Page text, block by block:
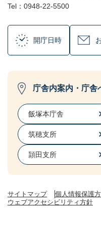
Tel：0948-22-5500
開庁日時
庁舎内案内・庁舎
飯塚本庁舎
筑穂支所
頴田支所
サイトマップ 個人情報保護
ウェブアクセシビリティ方針